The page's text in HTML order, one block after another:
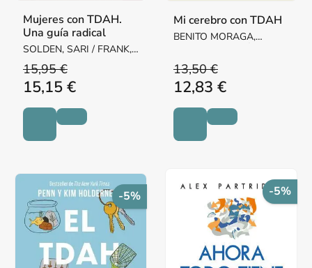
Mujeres con TDAH.
Una guía radical
SOLDEN, SARI / FRANK,
DRA. MICHELLE
15,95 €
15,15 €
Mi cerebro con TDAH
BENITO MORAGA,
BARRACHINA, AROA
13,50 €
12,83 €
-5% -5%